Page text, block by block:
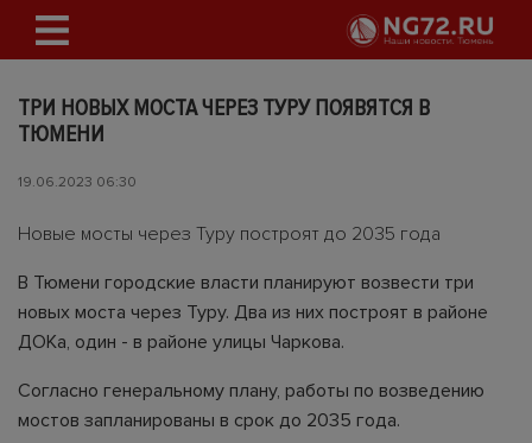
ТРИ НОВЫХ МОСТА ЧЕРЕЗ ТУРУ ПОЯВЯТСЯ В
ТЮМЕНИ
19.06.2023 06:30
Новые мосты через Туру построят до 2035 года
В Тюмени городские власти планируют возвести три
новых моста через Туру. Два из них построят в районе
ДОКа, один - в районе улицы Чаркова.
Согласно генеральному плану, работы по возведению
мостов запланированы в срок до 2035 года.